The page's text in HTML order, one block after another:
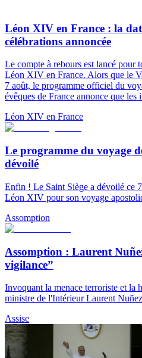
Léon XIV en France : la
célébrations annoncée
Le compte à rebours est lancé pour
Léon XIV en France. Alors que le
7 août, le programme officiel du
évêques de France annonce que les
Léon XIV en France
Le programme du voyage
dévoilé
Enfin ! Le Saint Siège a dévoilé ce
Léon XIV pour son voyage
Assomption
Assomption : Laurent
vigilance”
Invoquant la menace terroriste et la
ministre de l'Intérieur Laurent
Assise